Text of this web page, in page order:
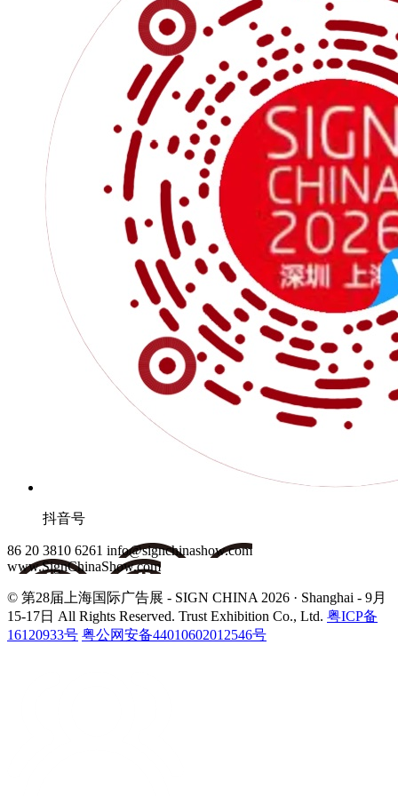
抖音号
86 20 3810 6261 info@signchinashow.com
www.SignChinaShow.com
© 第28届上海国际广告展 - SIGN CHINA 2026 · Shanghai - 9月
15-17日 All Rights Reserved. Trust Exhibition Co., Ltd. 粤ICP备
16120933号 粤公网安备44010602012546号